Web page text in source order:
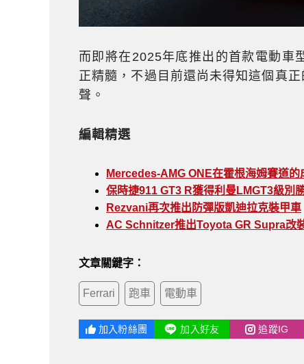
而即將在2025年底推出的首款電動車
正精髓，不過目前還尚未得知這個真
聲。
編輯精選
Mercedes-AMG ONE在霍根海姆賽道
保時捷911 GT3 R獲得利曼LMGT3級別
Rezvani再次推出防彈版凱迪拉克裝甲車
AC Schnitzer推出Toyota GR Supra改
文章關鍵字：
Ferrari 跑車 電動車
加入粉絲團 加入好友 追蹤IG